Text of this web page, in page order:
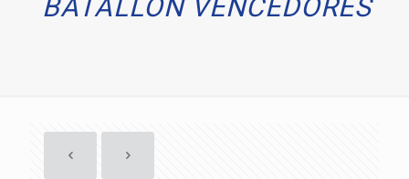
BATALLON VENCEDORES